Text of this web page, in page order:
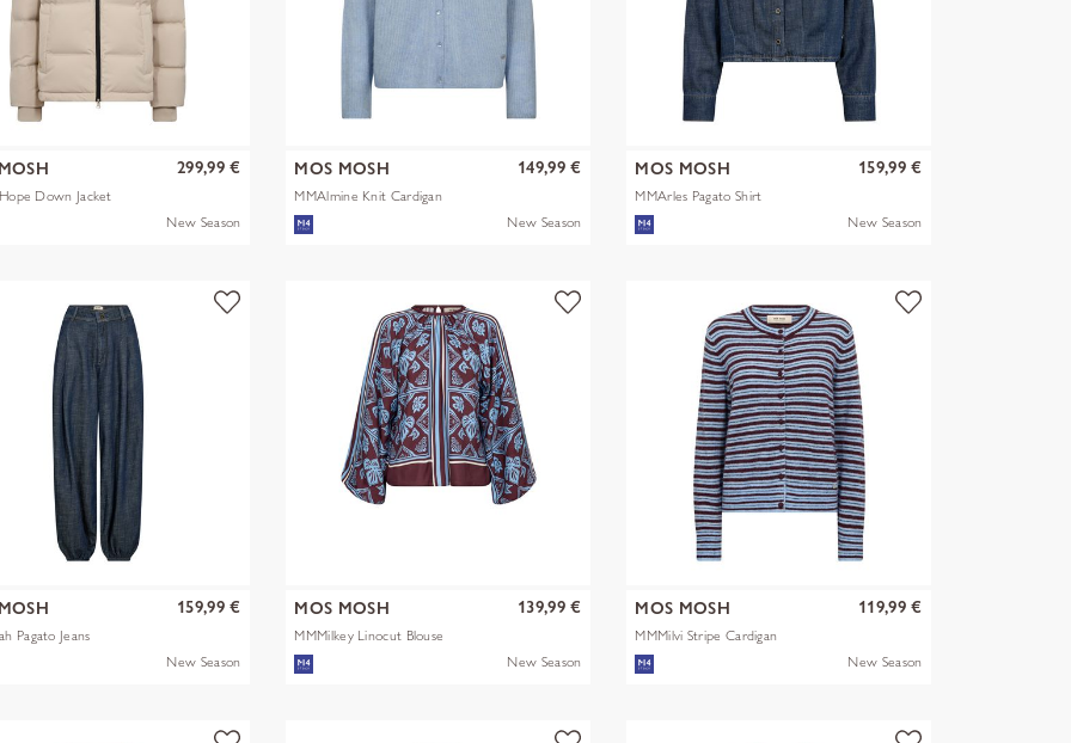
Down Jacket
299,99 €
New Season
MOS MOSH
MMAlmine Knit Cardigan
149,99 €
New Season
MOS MOSH
MMArles Pagato Shirt
159,99 €
New Season
Pagato Jeans
159,99 €
New Season
MOS MOSH
MMMilkey Linocut Blouse
139,99 €
New Season
MOS MOSH
MMMilvi Stripe Cardigan
119,99 €
New Season